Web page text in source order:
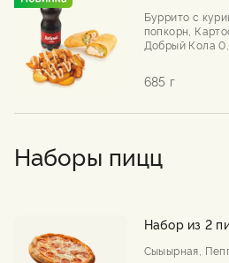
Буррито с
попкорн,
Добрый Кола
685 г
Наборы пицц
Набор из 2
Сыыырная,